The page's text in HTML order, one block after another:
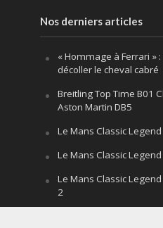
Nos derniers articles
« Hommage à Ferrari »
décoller le cheval cabré
Breitling Top Time B01
Aston Martin DB5
Le Mans Classic
Le Mans Classic
Le Mans Classic
2